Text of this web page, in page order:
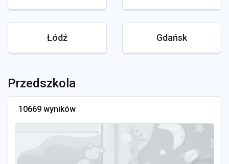
Łódź Gdańsk
Przedszkola
10669 wyników